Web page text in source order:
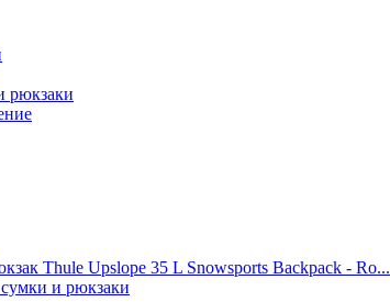
рюкзаки
Thule Upslope 35 L Snowsports Backpack - Ro...
и рюкзаки